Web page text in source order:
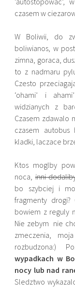
czasem w
W Boliwii, do
boliwianos, w
zimna, goraca,
to z nadmaru
Czesto
‘ohami’ i
widzianych z
Czasem zdawalo
czasem autobus
kladki, laczace
Ktos moglby
noca,inni
bo szybciej i
fragmenty
bowiem z reguly
Nie zebym nie
zmeczenia,
rozbudzona:)
wypadkach w
nocy lub nad
Sledztwo